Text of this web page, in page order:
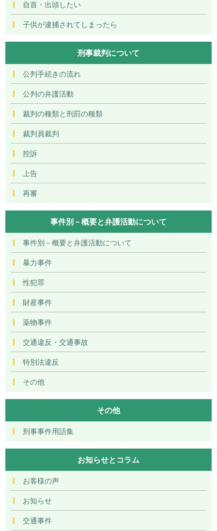
自首・出頭したい
子供が逮捕されてしまったら
刑事裁判について
公判手続きの流れ
公判の弁護活動
裁判の種類と刑罰の種類
裁判員裁判
控訴
上告
再審
事件別－概要と弁護活動について
事件別－概要と弁護活動について
暴力事件
性犯罪
財産事件
薬物事件
交通違反・交通事故
特別法違反
その他
その他
刑事事件用語集
お知らせとコラム
お客様の声
お知らせ
交通事件